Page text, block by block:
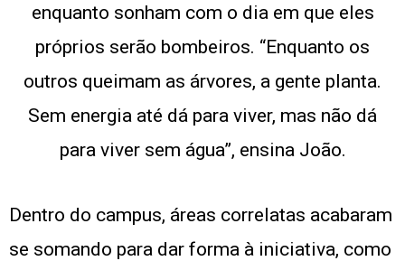
enquanto sonham com o dia em que eles
próprios serão bombeiros. “Enquanto os
outros queimam as árvores, a gente planta.
Sem energia até dá para viver, mas não dá
para viver sem água”, ensina João.
Dentro do campus, áreas correlatas acabaram
se somando para dar forma à iniciativa, como